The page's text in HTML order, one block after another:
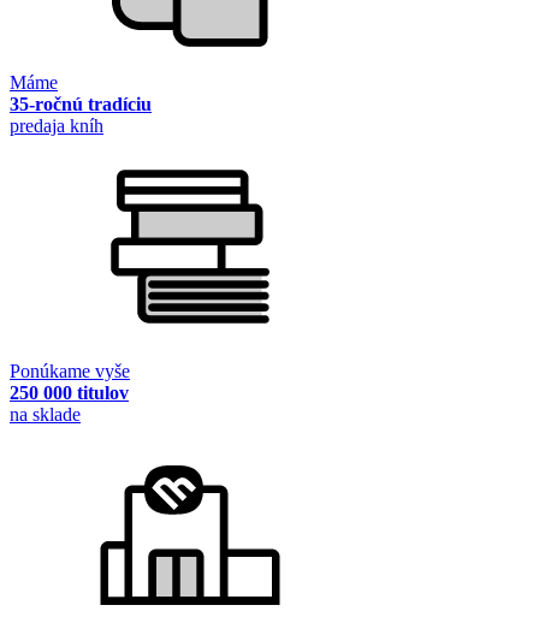
Máme
35-ročnú tradíciu
predaja kníh
Ponúkame vyše
250 000 titulov
na sklade